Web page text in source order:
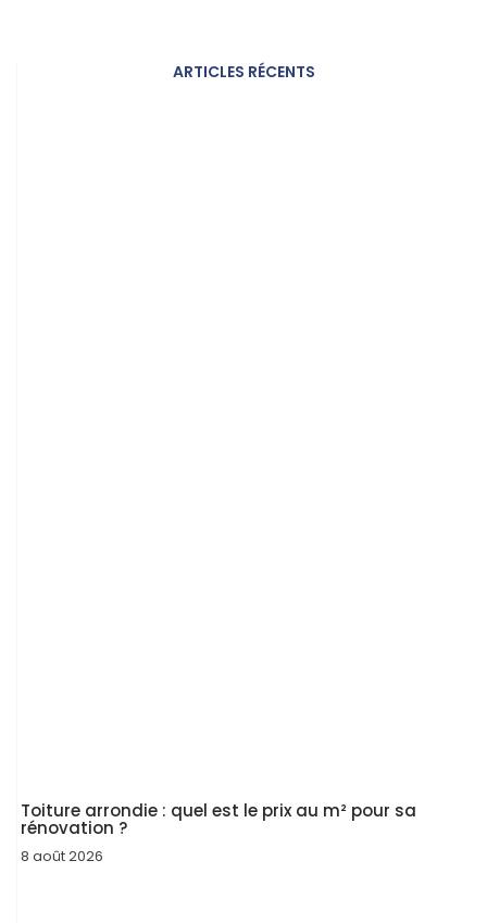
ARTICLES RÉCENTS
Toiture arrondie : quel est le prix au m² pour sa
rénovation ?
8 août 2026